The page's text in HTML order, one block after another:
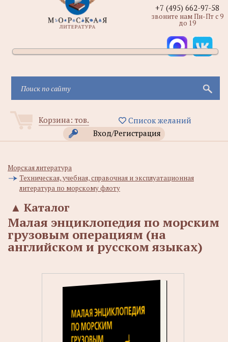
Корзина: тов.
Список желаний
Вход/Регистрация
+7 (495) 662-97-58
звоните нам Пн-Пт с 9
до 19
Морская литература
Техническая, учебная, справочная и эксплуатационная
литература по морскому флоту
Каталог
▲
Малая энциклопедия по морским
грузовым операциям (на
английском и русском языках)